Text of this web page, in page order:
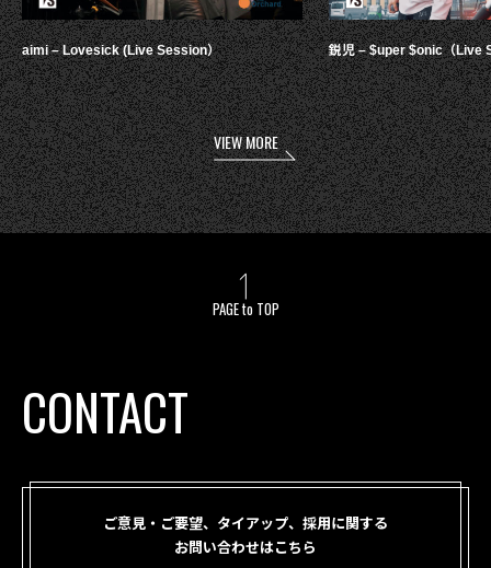
aimi – Lovesick (Live Session） 鋭児 – $uper $onic（Live
VIEW MORE
PAGE to TOP
CONTACT
ご意見・ご要望、タイアップ、採用に関する
お問い合わせはこちら